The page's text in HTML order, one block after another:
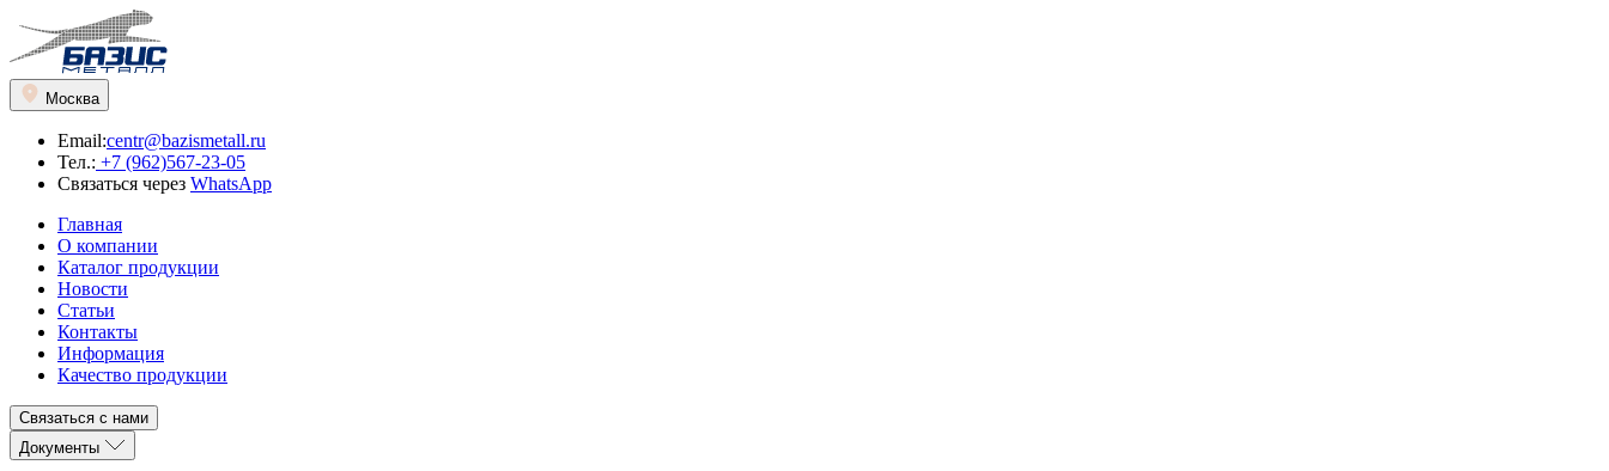
Москва
Email:centr@bazismetall.ru
Тел.: +7 (962)567-23-05
Связаться через WhatsApp
Главная
О компании
Каталог продукции
Новости
Статьи
Контакты
Информация
Качество продукции
Связаться с нами
Документы